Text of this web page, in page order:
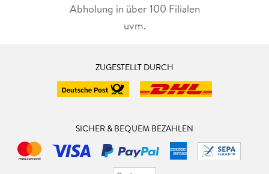
Abholung in über 100 Filialen
uvm.
ZUGESTELLT DURCH
SICHER & BEQUEM BEZAHLEN